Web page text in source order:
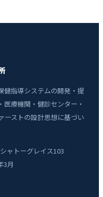
健指導システムの開発・提
療機関・健診センター・
ーストの設計思想に基づい
ャトーグレイス103
3月